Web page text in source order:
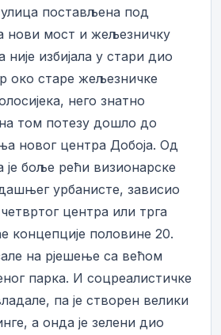
улица постављена под
нови мост и жељезничку
избијала у стари дио
око старе жељезничке
него знатно
на том потезу дошло до
новог центра Добоја. Од
боље рећи визионарске
урбанисте, зависио
центра или трга
концепције половине 20.
на рјешење са већом
парка. И соцреалистичке
па је створен велики
а онда је зелени дио